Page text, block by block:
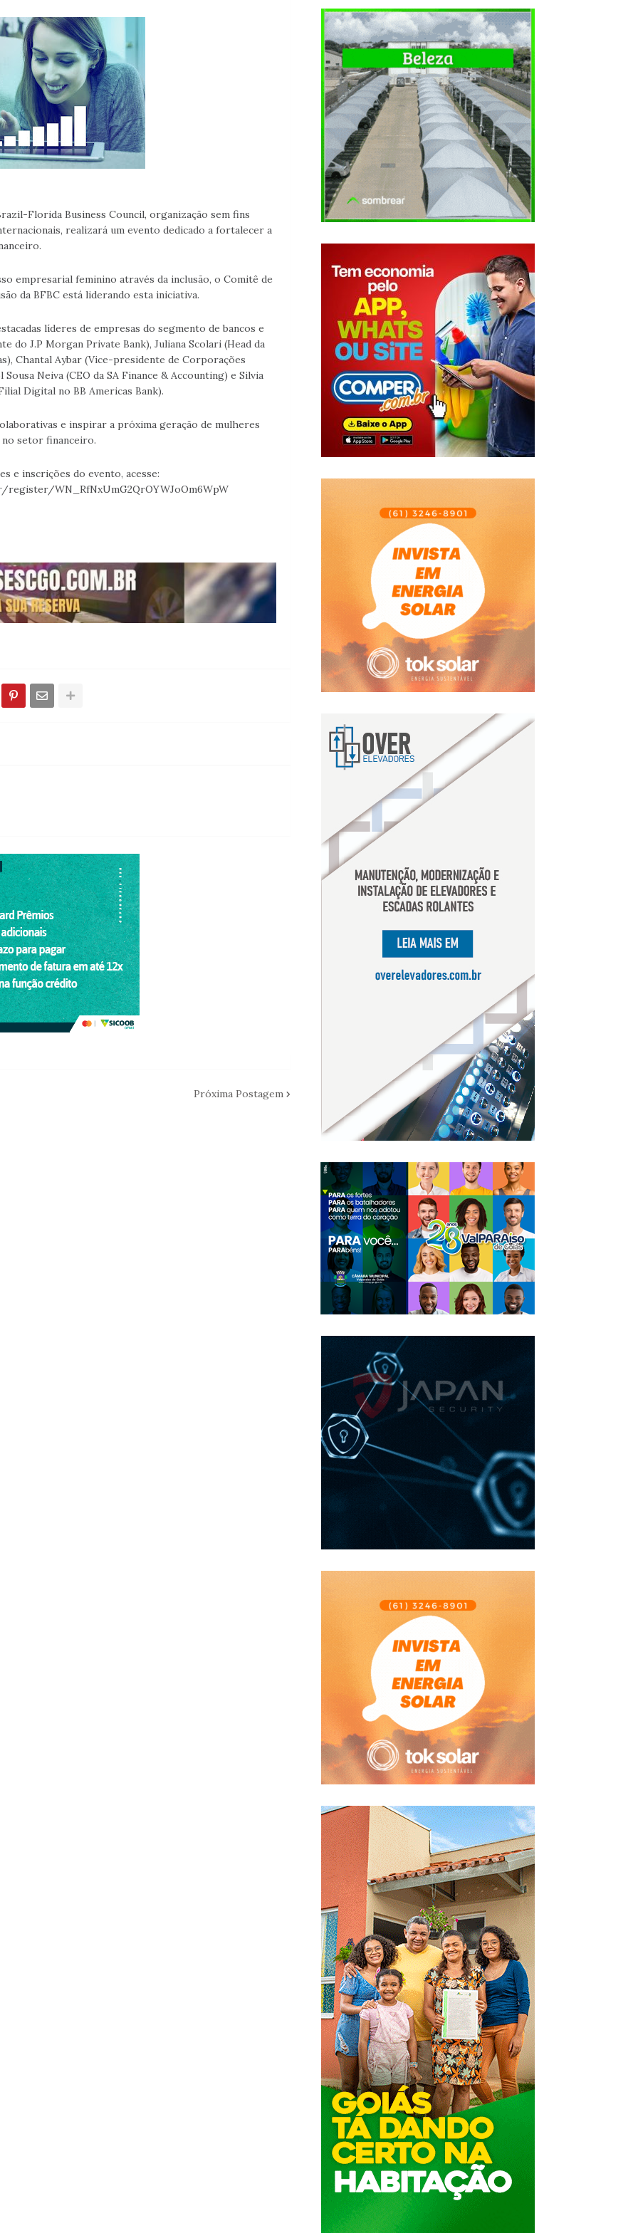
Florida Business Council, organização sem fins
realizará um evento dedicado a fortalecer a
empresarial feminino através da inclusão, o Comitê de
da BFBC está liderando esta iniciativa.
líderes de empresas do segmento de bancos e
do J.P Morgan Private Bank), Juliana Scolari (Head da
Chantal Aybar (Vice-presidente de Corporações
Neiva (CEO da SA Finance & Accounting) e Silvia
Digital no BB Americas Bank).
e inspirar a próxima geração de mulheres
setor financeiro.
e inscrições do evento, acesse:
WN_RfNxUmG2QrOYWJoOm6WpW
Próxima Postagem